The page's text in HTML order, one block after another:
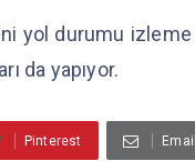
yol durumu
da yapıyor.
Pinterest Email